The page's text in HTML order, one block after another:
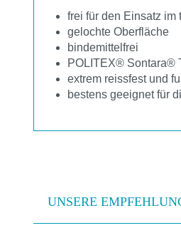
frei für den Einsatz im
gelochte Oberfläche
bindemittelfrei
POLITEX® Sontara®
extrem reissfest und
bestens geeignet für
UNSERE
Produktgalerie überspringen